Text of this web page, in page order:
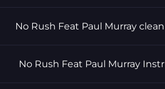
No Rush Feat Paul Murray clean
No Rush Feat Paul Murray Instr